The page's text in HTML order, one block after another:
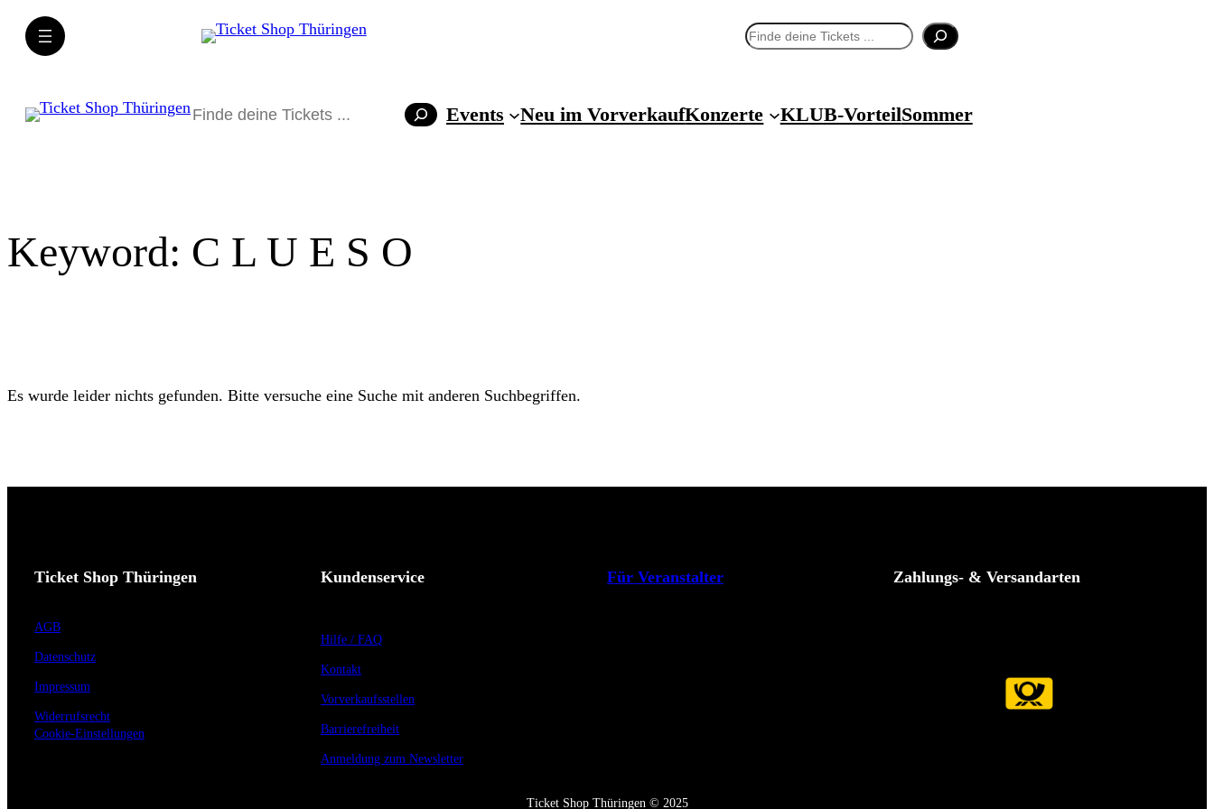
Direkt
zum
Suchen
Suchen Events Neu im VorverkaufKonzerte KLUB-VorteilSommer
Keyword: C L U E S O
Es wurde leider nichts gefunden. Bitte versuche eine Suche mit anderen Suchbegriffen.
Ticket Shop Thüringen
AGB
Datenschutz
Impressum
Widerrufsrecht
Cookie-Einstellungen
Kundenservice
Hilfe / FAQ
Kontakt
Vorverkaufsstellen
Barrierefreiheit
Anmeldung zum Newsletter
Für Veranstalter Zahlungs- & Versandarten
Ticket Shop Thüringen © 2025